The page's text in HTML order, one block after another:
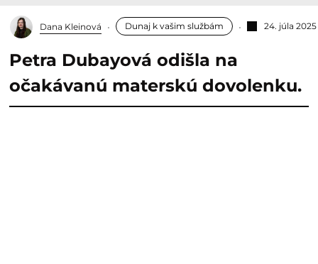
Dana Kleinová Dunaj k vašim službám 24. júla 2025
Petra Dubayová odišla na
očakávanú materskú dovolenku.